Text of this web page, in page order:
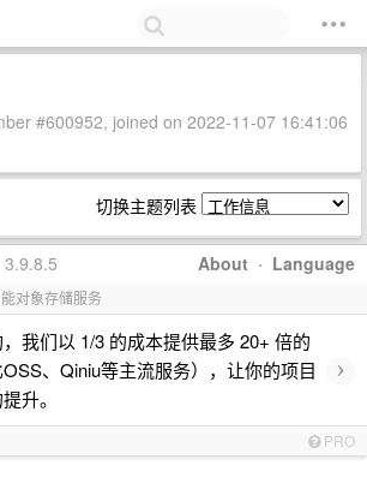
#600952, joined on 2022-11-07 16:41:06
切换主题列表
About · Language
3.9.8.5
对象存储服务
我们以 1/3 的成本提供最多 20+ 倍的
、Qiniu等主流服务），让你的项目
升。
›
PRO